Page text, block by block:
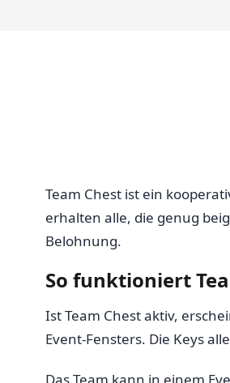
Team Chest ist ein
erhalten alle, die genug
Belohnung.
So funktioniert
Ist Team Chest aktiv,
Event-Fensters. Die Keys